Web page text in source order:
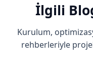
İlgili
Kurulum,
rehberleriyle